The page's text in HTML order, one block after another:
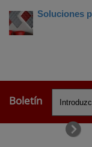
Soluciones
Boletín